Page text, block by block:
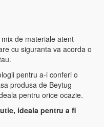
de materiale atent
cu siguranta va acorda o
pentru a-i conferi o
produsa de Beytug
pentru orice ocazie.
ideala pentru a fi